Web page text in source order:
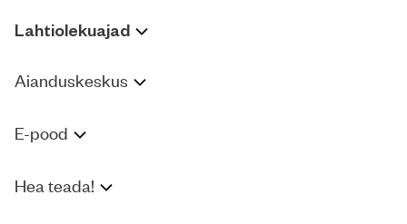
Lahtiolekuajad
Aianduskeskus
E-pood
Hea teada!